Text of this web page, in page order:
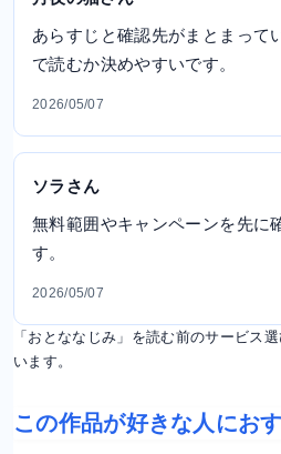
あらすじと確認先がまとまって
で読むか決めやすいです。
2026/05/07
ソラさん
無料範囲やキャンペーンを先に
す。
2026/05/07
「おとななじみ」を読む前のサービス
います。
この作品が好きな人にお